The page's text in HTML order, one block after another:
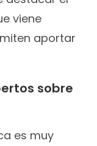
viene
aportar
sobre
es muy